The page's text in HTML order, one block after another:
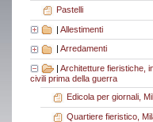
Pastelli
| Allestimenti
Arredamenti
| Architetture fieristiche,
civili prima della guerra
Edicola per giornali,
Quartiere fieristico,